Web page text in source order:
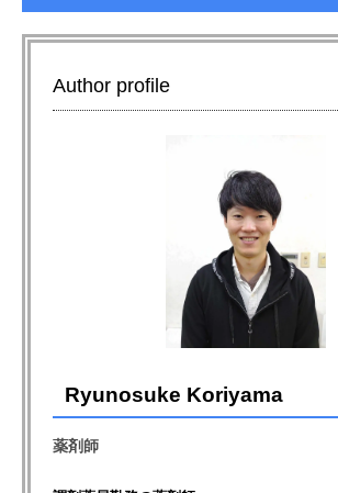
Author profile
Ryunosuke Koriyama
薬剤師